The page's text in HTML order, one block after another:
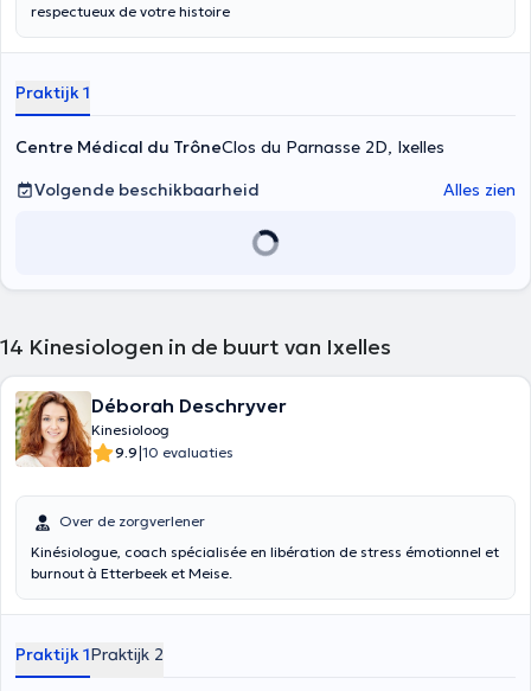
respectueux de votre histoire
Praktijk 1
Centre Médical du Trône
Clos du Parnasse 2D, Ixelles
Volgende beschikbaarheid
Alles zien
14 Kinesiologen in de buurt van Ixelles
Déborah Deschryver
Kinesioloog
9.9|10 evaluaties
Over de zorgverlener
Kinésiologue, coach spécialisée en libération de stress émotionnel et
burnout à Etterbeek et Meise.
Praktijk 1Praktijk 2